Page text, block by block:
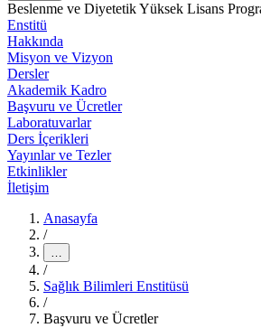
Beslenme ve Diyetetik Yüksek Lisans
Enstitü
Hakkında
Misyon ve Vizyon
Dersler
Akademik Kadro
Başvuru ve Ücretler
Laboratuvarlar
Ders İçerikleri
Yayınlar ve Tezler
Etkinlikler
İletişim
Anasayfa
/
…
/
Sağlık Bilimleri Enstitüsü
/
Başvuru ve Ücretler